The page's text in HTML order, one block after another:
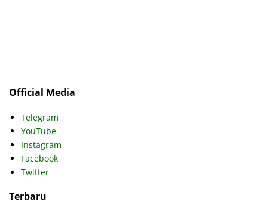
Official Media
Telegram
YouTube
Instagram
Facebook
Twitter
Terbaru